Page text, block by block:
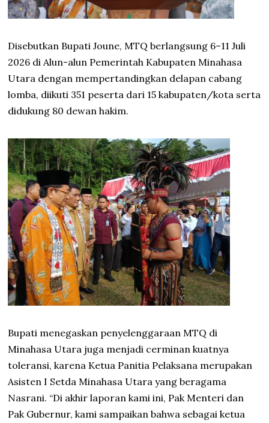
Disebutkan Bupati Joune, MTQ berlangsung 6–11 Juli
2026 di Alun-alun Pemerintah Kabupaten Minahasa
Utara dengan mempertandingkan delapan cabang
lomba, diikuti 351 peserta dari 15 kabupaten/kota serta
didukung 80 dewan hakim.
Bupati menegaskan penyelenggaraan MTQ di
Minahasa Utara juga menjadi cerminan kuatnya
toleransi, karena Ketua Panitia Pelaksana merupakan
Asisten I Setda Minahasa Utara yang beragama
Nasrani. “Di akhir laporan kami ini, Pak Menteri dan
Pak Gubernur, kami sampaikan bahwa sebagai ketua